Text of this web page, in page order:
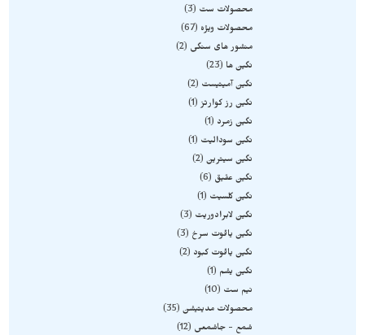
محصولات ست
3
محصولات ویژه
67
منشور های سنگی
2
نگین ها
23
نگین آمیتیست
2
نگین رز کوارتز 1
نگین زمرد
1
نگین سودالیت
1
نگین سیترین 2
نگین عقیق
6
نگین کلسیت
1
نگین لابرادوریت
3
نگین یاقوت سرخ
3
نگین یاقوت کبود
2
نگین یشم
1
نیم ست
10
محصولات مدیتیشن 35
شمع - جاشمعی
12